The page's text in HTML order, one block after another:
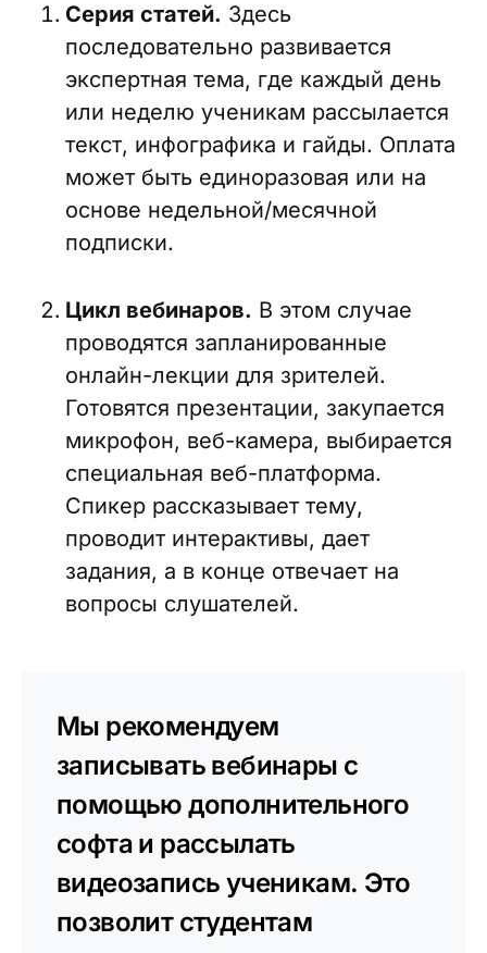
Серия статей. Здесь
последовательно развивается
экспертная тема, где каждый день
или неделю ученикам рассылается
текст, инфографика и гайды. Оплата
может быть единоразовая или на
основе недельной/месячной
подписки.
Цикл вебинаров. В этом случае
проводятся запланированные
онлайн-лекции для зрителей.
Готовятся презентации, закупается
микрофон, веб-камера, выбирается
специальная веб-платформа.
Спикер рассказывает тему,
проводит интерактивы, дает
задания, а в конце отвечает на
вопросы слушателей.
Мы рекомендуем
записывать вебинары с
помощью дополнительного
софта и рассылать
видеозапись ученикам. Это
позволит студентам